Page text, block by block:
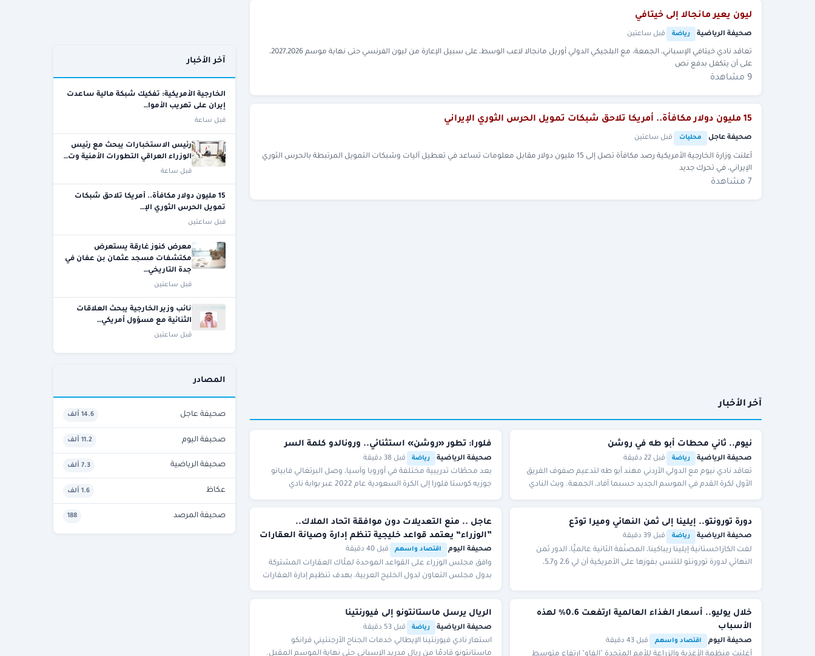
ليون يعير مانجالا إلى خيتافي
صحيفة الرياضية رياضة قبل ساعتين
تعاقد نادي خيتافي الإسباني، الجمعة، مع البلجيكي الدولي أوريل مانجالا لاعب الوسط، على سبيل الإعارة من ليون الفرنسي حتى نهاية موسم 2026ـ2027،
على أن يتكفل بدفع نص
9 مشاهدة
15 مليون دولار مكافأة.. أمريكا تلاحق شبكات تمويل الحرس الثوري الإيراني
صحيفة عاجل محليات قبل ساعتين
أعلنت وزارة الخارجية الأمريكية رصد مكافأة تصل إلى 15 مليون دولار مقابل معلومات تساعد في تعطيل آليات وشبكات التمويل المرتبطة بالحرس الثوري
الإيراني، في تحرك جديد
7 مشاهدة
آخر الأخبار
نيوم.. ثاني محطات أبو طه في روشن
صحيفة الرياضية رياضة قبل 22 دقيقة
تعاقد نادي نيوم مع الدولي الأردني مهند أبو طه لتدعيم صفوف الفريق
الأول لكرة القدم في الموسم الجديد حسبما أفاد، الجمعة. وبث النادي
فلورا: تطور «روشن» استثنائي.. ورونالدو كلمة السر
صحيفة الرياضية· رياضة قبل 38 دقيقة
بعد محطّات تدريبية مختلفة في أوروبا وآسيا، وصل البرتغالي فابيانو
جوزيه كوستا فلورا إلى الكرة السعودية عام 2022 عبر بوابة نادي
دورة تورونتو.. إيلينا إلى ثمن النهائي وميرا تودّع
صحيفة الرياضية رياضة قبل 39 دقيقة
لغت الكازاخستانية إيلينا ريباكينا، المصنَّفة الثانية عالميًّا، الدور ثمن
النهائي لدورة تورونتو للتنس بفوزها على الأمريكية آن لي 6ـ2 و7ـ5،
عاجل .. منع التعديلات دون موافقة اتحاد الملاك..
”الوزراء“ يعتمد قواعد خليجية تنظم إدارة وصيانة العقارات
المشتر
صحيفة اليوم· اقتصاد واسهم قبل 40 دقيقة
وافق مجلس الوزراء على القواعد الموحدة لملّاك العقارات المشتركة
بدول مجلس التعاون لدول الخليج العربية، بهدف تنظيم إدارة العقارات
خلال يوليو.. أسعار الغذاء العالمية ارتفعت 0.6% لهذه
الأسباب
صحيفة اليوم اقتصاد واسهم قبل 43 دقيقة
أعلنت منظمة الأغذية والزراعة للأمم المتحدة "الفاو" ارتفاع متوسط
الريال يرسل ماستانتونو إلى فيورنتينا
صحيفة الرياضية· رياضة قبل 53 دقيقة
استعار نادي فيورنتينا الإيطالي خدمات الجناح الأرجنتيني فرانكو
ماستانتونو قادمًا من ريال مدريد الإسباني حتى نهاية الموسم المقبل.
آخر الأخبار
الخارجية الأمريكية: تفكيك شبكة مالية ساعدت
إيران على تهريب الأموا…
قبل ساعة
رئيس الاستخبارات يبحث مع رئيس
الوزراء العراقي التطورات الأمنية وت…
قبل ساعة
15 مليون دولار مكافأة.. أمريكا تلاحق شبكات
تمويل الحرس الثوري الإ…
قبل ساعتين
معرض كنوز غارقة يستعرض
مكتشفات مسجد عثمان بن عفان في
جدة التاريخي…
قبل ساعتين
نائب وزير الخارجية يبحث العلاقات
الثنائية مع مسؤول أمريكي…
قبل ساعتين
المصادر
صحيفة عاجل 14.6 ألف
صحيفة اليوم 11.2 ألف
صحيفة الرياضية 7.3 ألف
عكاظ 1.6 ألف
صحيفة المرصد 188